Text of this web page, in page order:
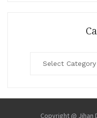
Copyright @ Jihan